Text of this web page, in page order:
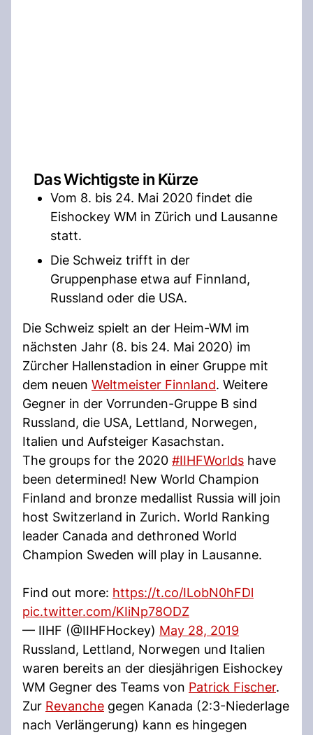
Das Wichtigste in Kürze
Vom 8. bis 24. Mai 2020 findet die
Eishockey WM in Zürich und Lausanne
statt.
Die Schweiz trifft in der
Gruppenphase etwa auf Finnland,
Russland oder die USA.
Die Schweiz spielt an der Heim-WM im
nächsten Jahr (8. bis 24. Mai 2020) im
Zürcher Hallenstadion in einer Gruppe mit
dem neuen Weltmeister Finnland. Weitere
Gegner in der Vorrunden-Gruppe B sind
Russland, die USA, Lettland, Norwegen,
Italien und Aufsteiger Kasachstan.
The groups for the 2020 #IIHFWorlds have
been determined! New World Champion
Finland and bronze medallist Russia will join
host Switzerland in Zurich. World Ranking
leader Canada and dethroned World
Champion Sweden will play in Lausanne.
Find out more: https://t.co/ILobN0hFDl
pic.twitter.com/KIiNp78ODZ
— IIHF (@IIHFHockey) May 28, 2019
Russland, Lettland, Norwegen und Italien
waren bereits an der diesjährigen Eishockey
WM Gegner des Teams von Patrick Fischer.
Zur Revanche gegen Kanada (2:3-Niederlage
nach Verlängerung) kann es hingegen